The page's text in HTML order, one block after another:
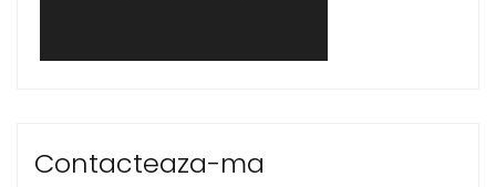
Contacteaza-ma